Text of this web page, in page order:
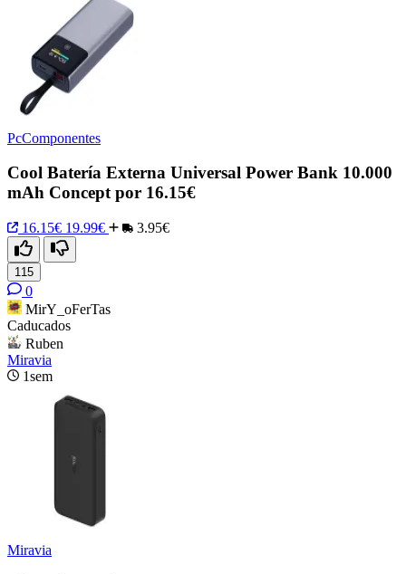
PcComponentes
Cool Batería Externa Universal Power Bank 10.000
mAh Concept por 16.15€
16.15€ 19.99€ 3.95€
115
0
MirY_oFerTas
Caducados
Ruben
Miravia
1sem
Miravia